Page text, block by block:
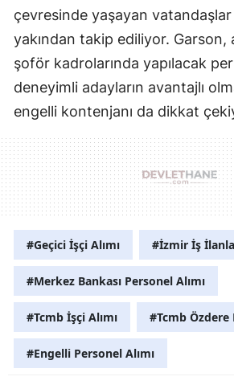
çevresinde yaşayan vatandaşlar
yakından takip ediliyor. Garson,
şoför kadrolarında yapılacak
deneyimli adayların avantajlı
engelli kontenjanı da dikkat
#Geçici İşçi Alımı #İzmir İş
#Merkez Bankası Personel Alımı
#Tcmb İşçi Alımı #Tcmb Özdere
#Engelli Personel Alımı